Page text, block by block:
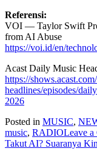
Referensi:
VOI — Taylor Swift
from AI Abuse
https://voi.id/en/
Acast Daily Music
https://
headlines/episodes/
2026
Posted in MUSIC,
music, RADIOLeave a
Takut AI? Suaranya